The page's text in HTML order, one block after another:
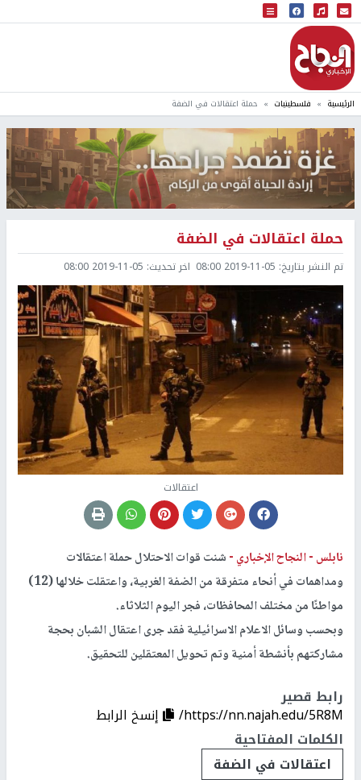
البث المباشر
إذاعة النجاح
الرئيسية فلسطينيات حملة اعتقالات في الضفة
حملة اعتقالات في الضفة
تم النشر بتاريخ: 2019-11-05 08:00 اخر تحديث: 2019-11-05 08:00
اعتقالات
نابلس -النجاح الإخباري -شنت قوات الاحتلال حملة اعتقالات
ومداهمات في أنحاء متفرقة من الضفة الغربية، واعتقلت خلالها (12)
مواطنًا من مختلف المحافظات، فجر اليوم الثلاثاء.
وبحسب وسائل الاعلام الاسرائيلية فقد جرى اعتقال الشبان بحجة
مشاركتهم بأنشطة أمنية وتم تحويل المعتقلين للتحقيق.
رابط قصير
https://nn.najah.edu/5R8M/
إنسخ الرابط
الكلمات المفتاحية
اعتقالات في الضفة